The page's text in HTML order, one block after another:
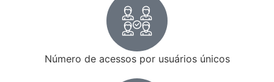
Número de acessos por usuários únicos